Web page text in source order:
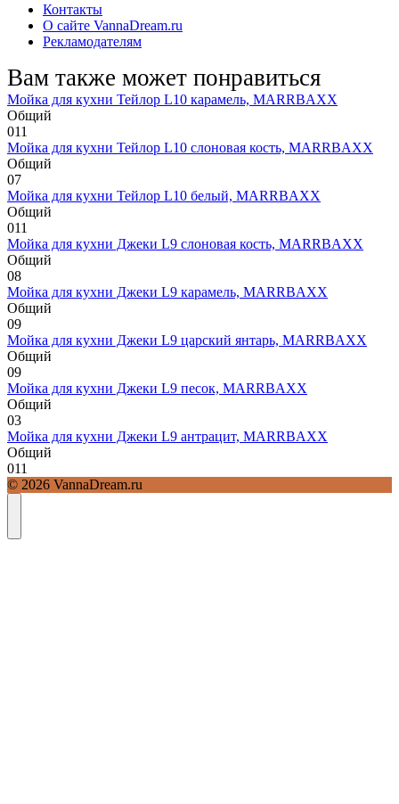
Контакты
О сайте VannaDream.ru
Рекламодателям
Вам также может понравиться
Мойка для кухни Тейлор L10 карамель, MARRBAXX
Общий
011
Мойка для кухни Тейлор L10 слоновая кость, MARRBAXX
Общий
07
Мойка для кухни Тейлор L10 белый, MARRBAXX
Общий
011
Мойка для кухни Джеки L9 слоновая кость, MARRBAXX
Общий
08
Мойка для кухни Джеки L9 карамель, MARRBAXX
Общий
09
Мойка для кухни Джеки L9 царский янтарь, MARRBAXX
Общий
09
Мойка для кухни Джеки L9 песок, MARRBAXX
Общий
03
Мойка для кухни Джеки L9 антрацит, MARRBAXX
Общий
011
© 2026 VannaDream.ru